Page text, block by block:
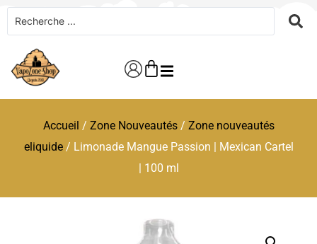
Accueil / Zone Nouveautés/ Zone nouveautés
eliquide/ Limonade Mangue Passion | Mexican Cartel
| 100 ml